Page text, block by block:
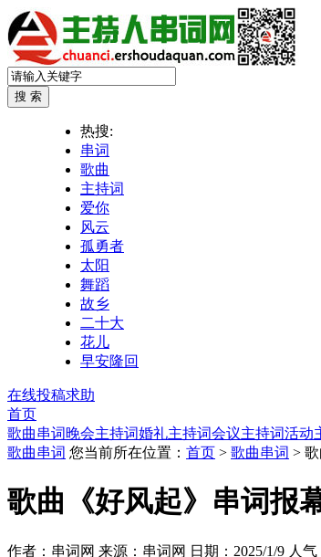
热搜:
串词
歌曲
主持词
爱你
风云
孤勇者
太阳
舞蹈
故乡
二十大
花儿
早安隆回
在线投稿求助
首页
歌曲串词晚会主持词婚礼主持词会议主持词活动
歌曲串词 您当前所在位置： 首页 > 歌曲串词 >
歌曲《好风起》串词报
作者：串词网 来源：串词网 日期：2025/1/9 人气